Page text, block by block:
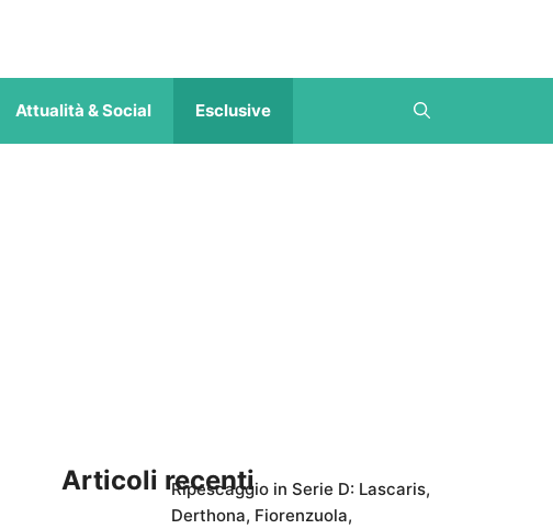
Attualità & Social Esclusive
Articoli recentiRipescaggio in Serie D: Lascaris,
Derthona, Fiorenzuola,